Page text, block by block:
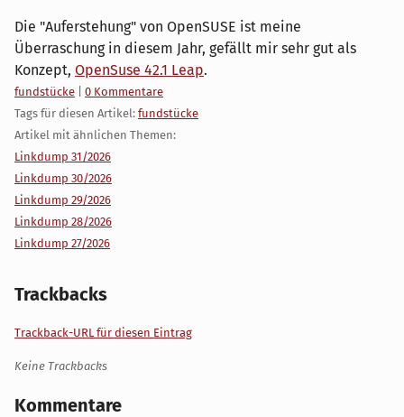
Die "Auferstehung" von OpenSUSE ist meine
Überraschung in diesem Jahr, gefällt mir sehr gut als
Konzept, OpenSuse 42.1 Leap.
Kategorien:
fundstücke
0 Kommentare
Tags für diesen Artikel: fundstücke
Artikel mit ähnlichen Themen:
Linkdump 31/2026
Linkdump 30/2026
Linkdump 29/2026
Linkdump 28/2026
Linkdump 27/2026
Trackbacks
Trackback-URL für diesen Eintrag
Keine Trackbacks
Kommentare